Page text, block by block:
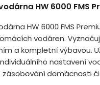
HW 6000 FMS
HW 6000 FMS
vodáren.
a kompletní výbavou.
nastavení
zásobování domácnosti